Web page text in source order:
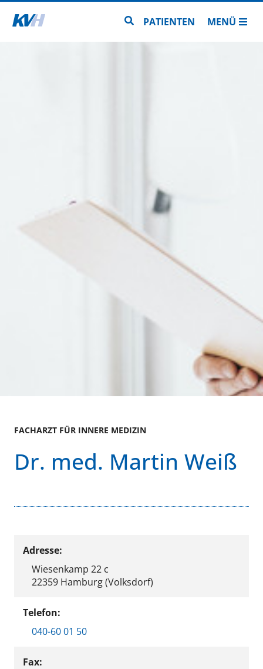
Zur Startseite Zur Seitensuche
PATIENTEN MENÜ
FACHARZT FÜR INNERE MEDIZIN
Dr. med. Martin Weiß
Adresse:
Wiesenkamp 22 c
22359 Hamburg (Volksdorf)
Telefon:
040-60 01 50
Fax: